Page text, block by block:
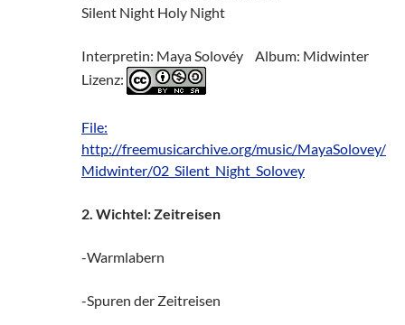
Silent Night Holy Night
Interpretin: Maya Solovéy Album: Midwinter
Lizenz:
File:
http://freemusicarchive.org/music/MayaSolovey/
Midwinter/02_Silent_Night_Solovey
2. Wichtel: Zeitreisen
-Warmlabern
-Spuren der Zeitreisen